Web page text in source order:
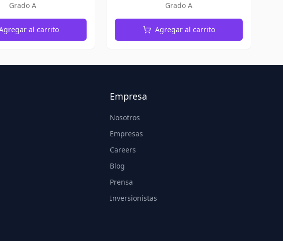
Grado A
al carrito
Grado A
Agregar al carrito
Empresa
Nosotros
Empresas
Careers
Blog
Prensa
Inversionistas